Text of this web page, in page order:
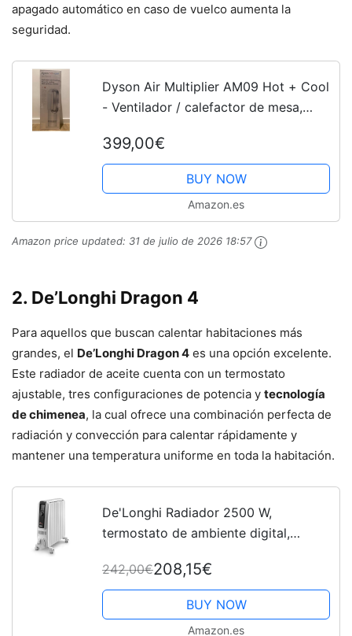
apagado automático en caso de vuelco aumenta la
seguridad.
Dyson Air Multiplier AM09 Hot + Cool
- Ventilador / calefactor de mesa,
de potencia, seguro, color blanco y
plata
399,00€
BUY NOW
Amazon.es
Amazon price updated: 31 de julio de 2026 18:57
2. De’Longhi Dragon 4
Para aquellos que buscan calentar habitaciones más
grandes, el De’Longhi Dragon 4 es una opción excelente.
Este radiador de aceite cuenta con un termostato
ajustable, tres configuraciones de potencia y tecnología
de chimenea, la cual ofrece una combinación perfecta de
radiación y convección para calentar rápidamente y
mantener una temperatura uniforme en toda la habitación.
De'Longhi Radiador 2500 W,
termostato de ambiente digital,
rendimiento energético, blanco
242,00€208,15€
BUY NOW
Amazon.es